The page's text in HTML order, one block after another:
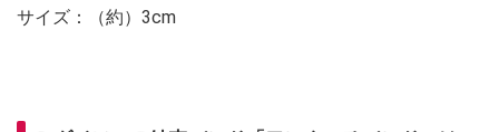
サイズ：（約）3cm